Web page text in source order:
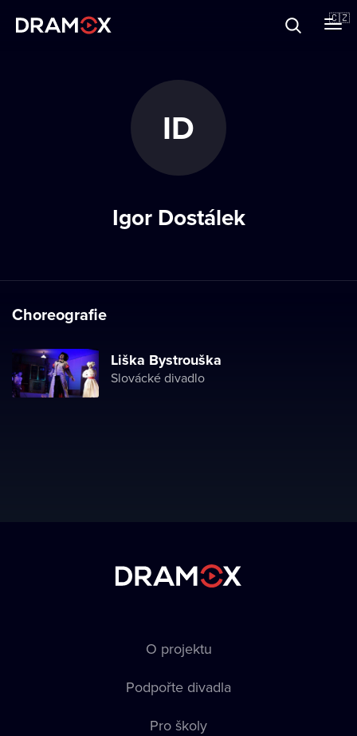
🇨🇿
ID
Igor Dostálek
Choreografie
Liška Bystrouška
Slovácké divadlo
O projektu
Podpořte divadla
Pro školy